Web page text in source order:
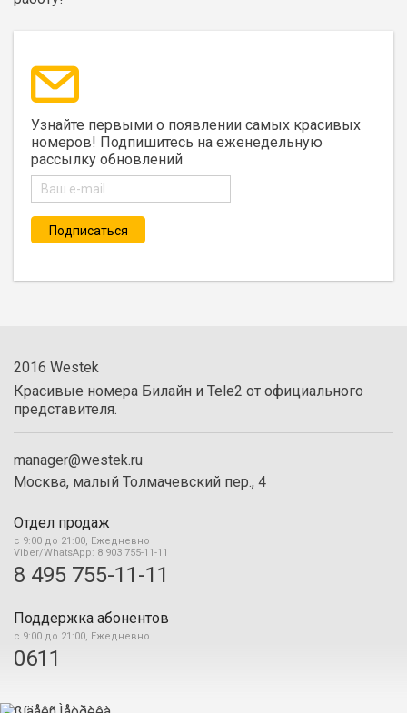
Узнайте первыми о появлении самых красивых
номеров! Подпишитесь на еженедельную
рассылку обновлений
2016 Westek
Красивые номера Билайн и Tele2 от официального
представителя.
manager@westek.ru
Москва, малый Толмачевский пер., 4
Отдел продаж
с 9:00 до 21:00, Ежедневно
Viber/WhatsApp: 8 903 755-11-11
8 495 755-11-11
Поддержка абонентов
с 9:00 до 21:00, Ежедневно
0611